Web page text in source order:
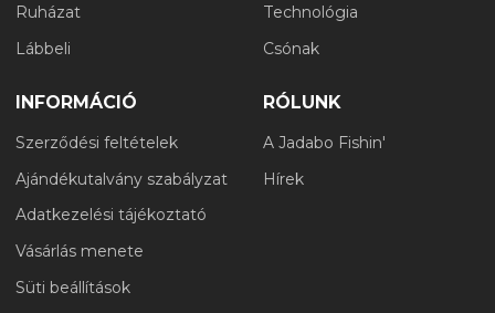
Ruházat
Lábbeli
Technológia
Csónak
INFORMÁCIÓ
Szerződési feltételek
Ajándékutalvány szabályzat
Adatkezelési tájékoztató
Vásárlás menete
Süti beállítások
RÓLUNK
A Jadabo Fishin'
Hírek